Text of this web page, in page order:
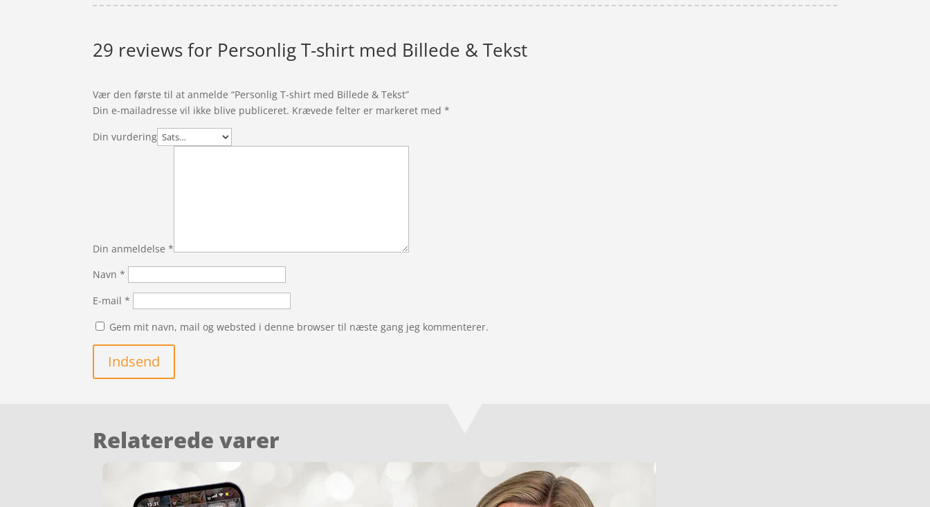
29 reviews for Personlig T-shirt med Billede & Tekst
Vær den første til at anmelde “Personlig T-shirt med Billede & Tekst”
Din e-mailadresse vil ikke blive publiceret. Krævede felter er markeret med*
Din vurdering
Din anmeldelse*
Navn*
E-mail*
Gem mit navn, mail og websted i denne browser til næste gang jeg kommenterer.
Indsend
Relaterede varer